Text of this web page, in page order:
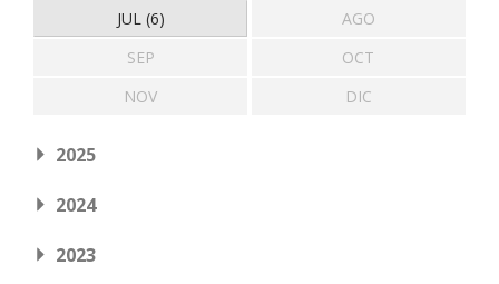
JUL (6)
AGO
SEP
OCT
NOV
DIC
2025
2024
2023